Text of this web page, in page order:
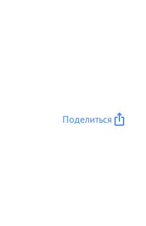
Поделиться